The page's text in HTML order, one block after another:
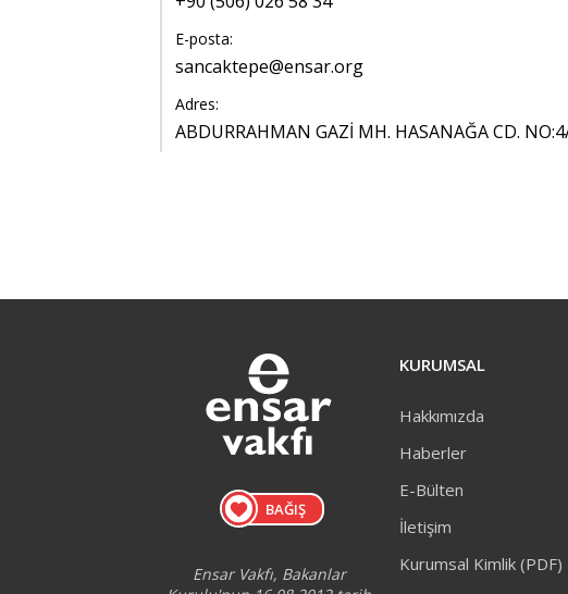
E-posta:
sancaktepe@ensar.org
Adres:
ABDURRAHMAN GAZİ MH. HASANAĞA CD.
BAĞIŞ
Ensar Vakfı, Bakanlar
KURUMSAL
Hakkımızda
Haberler
E-Bülten
İletişim
Kurumsal Kimlik (PDF)